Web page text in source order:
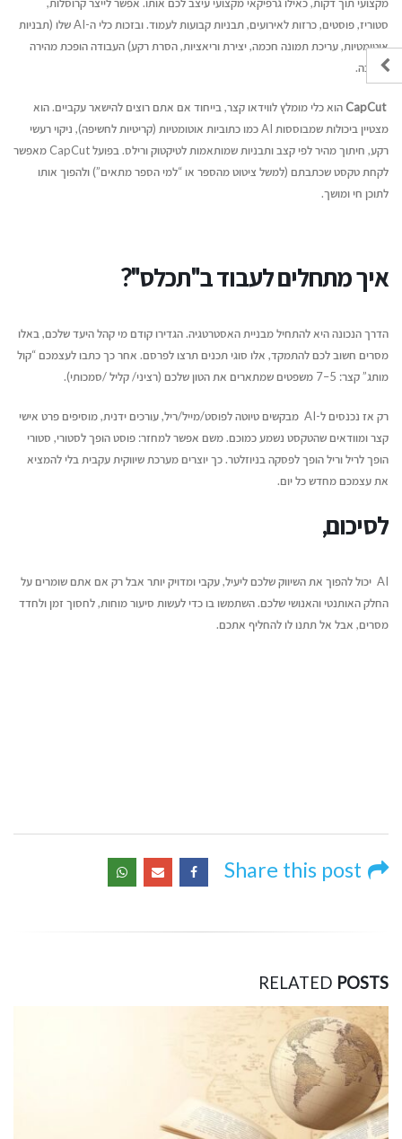
סטוריז, פוסטים, כרזות לאירועים, תבניות קבועות לעמוד. ובזכות כלי ה-AI שלו (תבניות
אוטומטיות, עריכת תמונה חכמה, יצירת וריאציות, הסרת רקע) העבודה הופכת מהירה
בהרבה.
CapCut
הוא כלי מומלץ לווידאו קצר, בייחוד אם אתם רוצים להישאר עקביים. הוא
מצטיין ביכולות שמבוססות AI כמו כתוביות אוטומטיות (קריטיות לחשיפה), ניקוי רעשי
רקע, חיתוך מהיר לפי קצב ותבניות שמותאמות לטיקטוק ורילס. בפועל CapCut מאפשר
לקחת טקסט שכתבתם (למשל ציטוט מהספר או “למי הספר מתאים”) ולהפוך אותו
לתוכן חי ומושך.
איך מתחלים לעבוד ב"תכלס"?
הדרך הנכונה היא להתחיל מבניית האסטרטגיה. הגדירו קודם מי קהל היעד שלכם, באלו
מסרים חשוב לכם להתמקד, אלו סוגי תכנים תרצו לפרסם. אחר כך כתבו לעצמכם “קול
מותג” קצר: 5–7 משפטים שמתארים את הטון שלכם (רציני/ קליל /סמכותי).
רק אז נכנסים ל-AI מבקשים טיוטה לפוסט/מייל/ריל, עורכים ידנית, מוסיפים פרט אישי
קצר ומוודאים שהטקסט נשמע כמוכם. משם אפשר למחזר: פוסט הופך לסטורי, סטורי
הופך לריל וריל הופך לפסקה בניוזלטר. כך יוצרים מערכת שיווקית עקבית בלי להמציא
את עצמכם מחדש כל יום.
לסיכום,
AI יכול להפוך את השיווק שלכם ליעיל, עקבי ומדויק יותר אבל רק אם אתם שומרים על
החלק האותנטי והאנושי שלכם. השתמשו בו כדי לעשות סיעור מוחות, לחסוך זמן ולחדד
מסרים, אבל אל תתנו לו להחליף אתכם.
Share this post
RELATED POSTS